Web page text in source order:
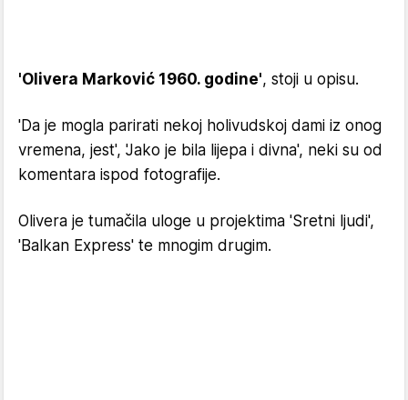
'Olivera Marković 1960. godine', stoji u opisu.
'Da je mogla parirati nekoj holivudskoj dami iz onog
vremena, jest', 'Jako je bila lijepa i divna', neki su od
komentara ispod fotografije.
Olivera je tumačila uloge u projektima 'Sretni ljudi',
'Balkan Express' te mnogim drugim.